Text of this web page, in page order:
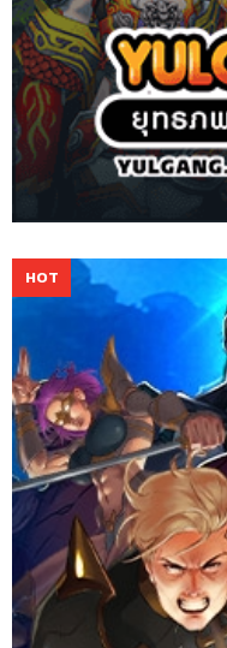
Rakion เน้นการต่อสู้ดาบกั
RPG พร้อมกับแผนก
ประสบกา